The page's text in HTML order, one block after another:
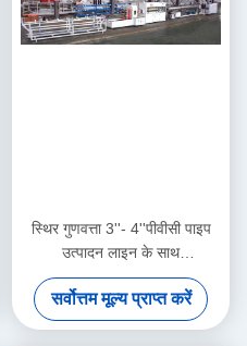
स्थिर गुणवत्ता 3''- 4''पीवीसी पाइप
उत्पादन लाइन के साथ
HYZS65/132 शंकु जुड़वां पेंच
extruder
सर्वोत्तम मूल्य प्राप्त करें